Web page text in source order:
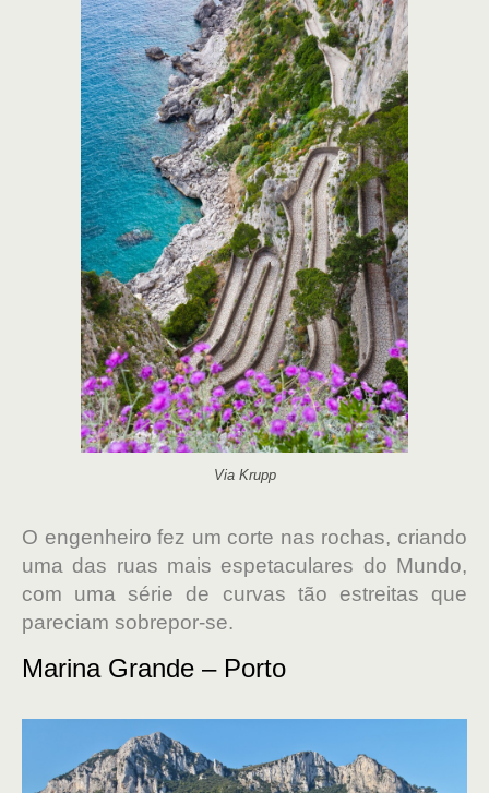
Via Krupp
O engenheiro fez um corte nas rochas, criando
uma das ruas mais espetaculares do Mundo,
com uma série de curvas tão estreitas que
pareciam sobrepor-se.
Marina Grande – Porto